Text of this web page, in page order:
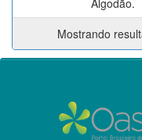
Mostrando